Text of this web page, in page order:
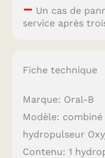
– Un cas de
service après
Fiche technique
Marque: Oral-B
Modèle:
hydropulseur
Contenu: 1